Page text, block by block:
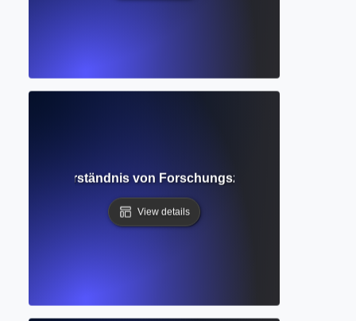
Verständnis von
View details